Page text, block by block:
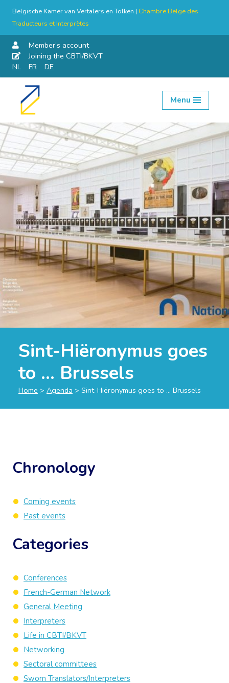
Belgische Kamer van Vertalers en Tolken | Chambre Belge des
Traducteurs et Interprètes
Member’s account
Joining the CBTI/BKVT
NL
FR DE
Skip
content
Menu
Sint-Hiëronymus goes
to … Brussels
Home > Agenda > Sint-Hiëronymus goes to … Brussels
Chronology
Coming events
Past events
Categories
Conferences
French-German Network
General Meeting
Interpreters
Life in CBTI/BKVT
Networking
Sectoral committees
Sworn Translators/Interpreters